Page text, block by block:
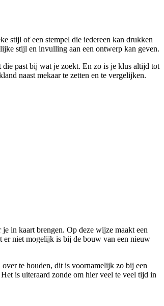
stijl of een stempel die iedereen kan drukken
stijl en invulling aan een ontwerp kan geven.
past bij wat je zoekt. En zo is je klus altijd tot
naast mekaar te zetten en te vergelijken.
in kaart brengen. Op deze wijze maakt een
er niet mogelijk is bij de bouw van een nieuw
te houden, dit is voornamelijk zo bij een
is uiteraard zonde om hier veel te veel tijd in